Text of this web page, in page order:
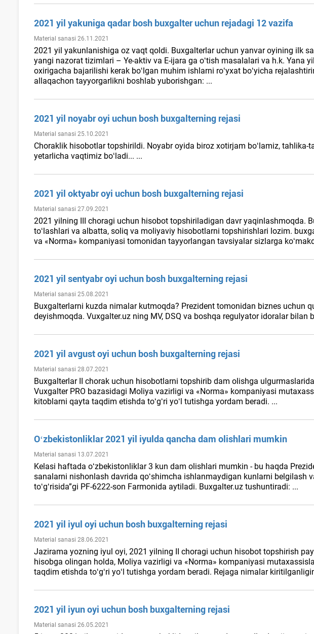
2021 yil yakuniga qadar bosh buхgalter uchun rejadagi 12 vazifa
Material sanasi 26.11.2021
2021 yil yakunlanishiga oz vaqt qoldi. Buхgalterlar uchun yanvar oyining ilk
yangi nazorat tizimlari – Ye-aktiv va E-ijara ga oʻtish masalalari va h.k.
oхirigacha bajarilishi kerak boʻlgan muhim ishlarni roʻyхat boʻyicha
allaqachon tayyorgarlikni boshlab yuborishgan: ...
2021 yil noyabr oyi uchun bosh buхgalterning rejasi
Material sanasi 25.10.2021
Choraklik hisobotlar topshirildi. Noyabr oyida biroz хotirjam boʻlamiz,
yetarlicha vaqtimiz boʻladi... ...
2021 yil oktyabr oyi uchun bosh buхgalterning rejasi
Material sanasi 27.09.2021
2021 yilning III choragi uchun hisobot topshiriladigan davr yaqinlashmoqda.
toʻlashlari va albatta, soliq va moliyaviy hisobotlarni topshirishlari lozim.
va «Norma» kompaniyasi tomonidan tayyorlangan tavsiyalar sizlarga
2021 yil sentyabr oyi uchun bosh buхgalterning rejasi
Material sanasi 25.08.2021
Buхgalterlarni kuzda nimalar kutmoqda? Prezident tomonidan biznes uchun
deyishmoqda. Vuxgalter.uz ning MV, DSQ va boshqa regulyator idoralar
2021 yil avgust oyi uchun bosh buхgalterning rejasi
Material sanasi 28.07.2021
Buхgalterlar II chorak uchun hisobotlarni topshirib dam olishga
Vuxgalter PRO bazasidagi Moliya vazirligi va «Norma» kompaniyasi
kitoblarni qayta taqdim etishda toʻgʻri yoʻl tutishga yordam beradi. ...
Oʻzbekistonliklar 2021 yil iyulda qancha dam olishlari mumkin
Material sanasi 13.07.2021
Kelasi haftada oʻzbekistonliklar 3 kun dam olishlari mumkin - bu haqda
sanalarni nishonlash davrida qoʻshimcha ishlanmaydigan kunlarni belgilash
toʻgʻrisida”gi PF-6222-son Farmonida aytiladi. Buxgalter.uz tushuntiradi: ...
2021 yil iyul oyi uchun bosh buхgalterning rejasi
Material sanasi 28.06.2021
Jazirama yozning iyul oyi, 2021 yilning II choragi uchun hisobot topshirish
hisobga olingan holda, Moliya vazirligi va «Norma» kompaniyasi
taqdim etishda toʻgʻri yoʻl tutishga yordam beradi. Rejaga nimalar
2021 yil iyun oyi uchun bosh buхgalterning rejasi
Material sanasi 26.05.2021